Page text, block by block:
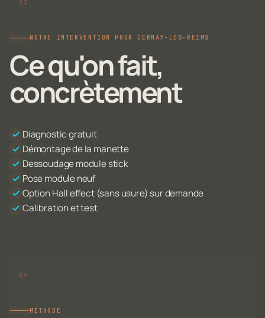
NOTRE INTERVENTION POUR CERNAY-LÈS-REIMS
Ce qu'on fait,
concrètement
Diagnostic gratuit
Démontage de la manette
Dessoudage module stick
Pose module neuf
Option Hall effect (sans usure) sur demande
Calibration et test
MÉTHODE